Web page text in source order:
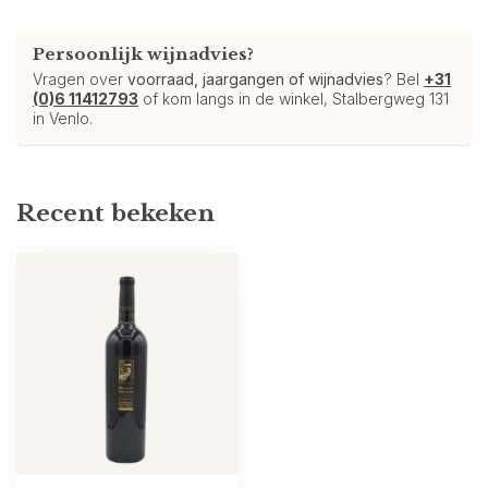
Persoonlijk wijnadvies?
Vragen over voorraad, jaargangen of wijnadvies? Bel +31
(0)6 11412793 of kom langs in de winkel, Stalbergweg 131
in Venlo.
Recent bekeken